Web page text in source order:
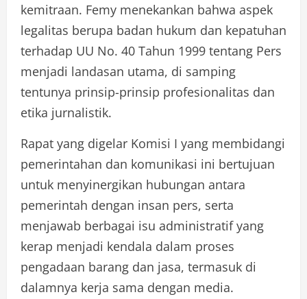
kemitraan. Femy menekankan bahwa aspek
legalitas berupa badan hukum dan kepatuhan
terhadap UU No. 40 Tahun 1999 tentang Pers
menjadi landasan utama, di samping
tentunya prinsip-prinsip profesionalitas dan
etika jurnalistik.
Rapat yang digelar Komisi I yang membidangi
pemerintahan dan komunikasi ini bertujuan
untuk menyinergikan hubungan antara
pemerintah dengan insan pers, serta
menjawab berbagai isu administratif yang
kerap menjadi kendala dalam proses
pengadaan barang dan jasa, termasuk di
dalamnya kerja sama dengan media.